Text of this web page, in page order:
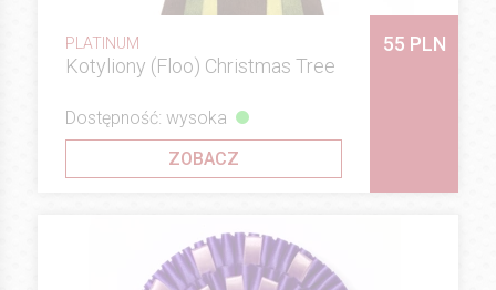
PLATINUM
Kotyliony (Floo) Christmas Tree
55 PLN
Dostępność: wysoka
ZOBACZ